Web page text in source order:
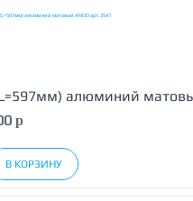
алюминий
p
В КОРЗИНУ